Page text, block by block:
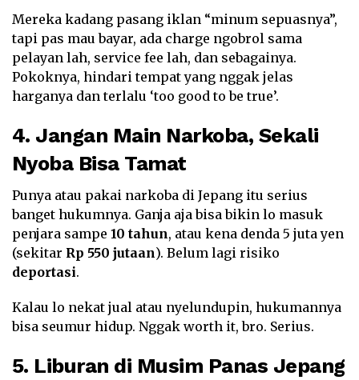
Mereka kadang pasang iklan “minum sepuasnya”,
tapi pas mau bayar, ada charge ngobrol sama
pelayan lah, service fee lah, dan sebagainya.
Pokoknya, hindari tempat yang nggak jelas
harganya dan terlalu ‘too good to be true’.
4. Jangan Main Narkoba, Sekali
Nyoba Bisa Tamat
Punya atau pakai narkoba di Jepang itu serius
banget hukumnya. Ganja aja bisa bikin lo masuk
penjara sampe 10 tahun, atau kena denda 5 juta yen
(sekitar Rp 550 jutaan). Belum lagi risiko
deportasi.
Kalau lo nekat jual atau nyelundupin, hukumannya
bisa seumur hidup. Nggak worth it, bro. Serius.
5. Liburan di Musim Panas Jepang